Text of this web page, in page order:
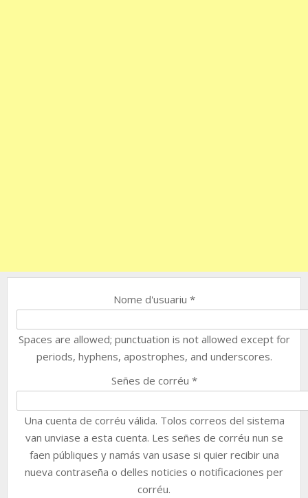
Nome d'usuariu *
Spaces are allowed; punctuation is not allowed except for
periods, hyphens, apostrophes, and underscores.
Señes de corréu *
Una cuenta de corréu válida. Tolos correos del sistema
van unviase a esta cuenta. Les señes de corréu nun se
faen públiques y namás van usase si quier recibir una
nueva contraseña o delles noticies o notificaciones per
corréu.